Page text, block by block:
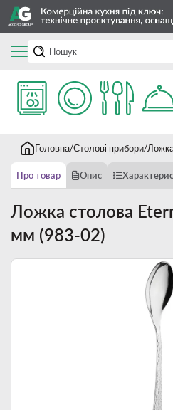
Головна Столові прибори
Про товар Опис
Ложка столова
мм (983-02)